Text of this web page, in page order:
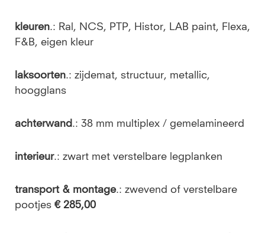
kleuren.: Ral, NCS, PTP, Histor, LAB paint, Flexa,
F&B, eigen kleur
laksoorten.: zijdemat, structuur, metallic,
hoogglans
achterwand.: 38 mm multiplex / gemelamineerd
interieur.: zwart met verstelbare legplanken
transport & montage.: zwevend of verstelbare
pootjes € 285,00